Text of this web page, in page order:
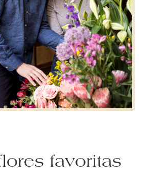
favoritas